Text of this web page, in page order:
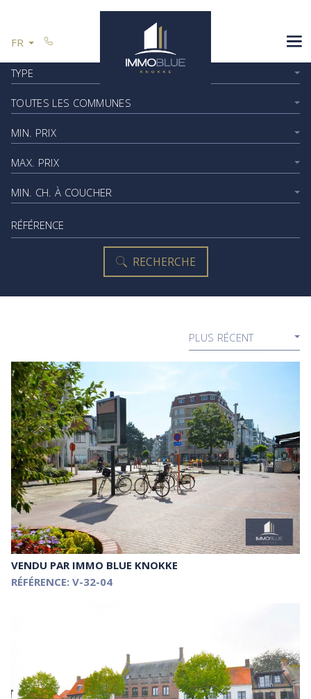
Passer le menu et aller au contenu
FR
Restez informé
ESPAGNE
VOUS VENDEZ
CONTACT
Trouvez votre propriété idéale ici
TYPE
TOUTES LES COMMUNES
MIN. PRIX
MAX. PRIX
MIN. CH. À COUCHER
Référence
RECHERCHE
PLUS RÉCENT
VENDU PAR IMMO BLUE KNOKKE
RÉFÉRENCE: V-32-04